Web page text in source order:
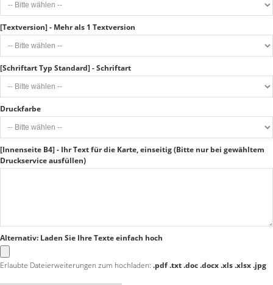
[Textversion] - Mehr als 1 Textversion
[Schriftart Typ Standard] - Schriftart
Druckfarbe
[Innenseite B4] - Ihr Text für die Karte, einseitig (Bitte nur bei gewähltem
Druckservice ausfüllen)
Alternativ: Laden Sie Ihre Texte einfach hoch
Erlaubte Dateierweiterungen zum hochladen: .pdf .txt .doc .docx .xls .xlsx .jpg